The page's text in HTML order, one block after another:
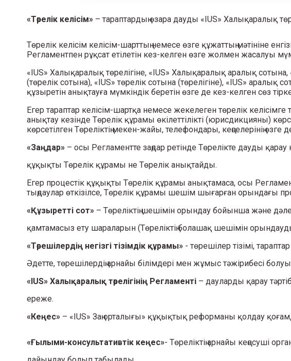
«Төрелік келісім» – тараптардың өзара дауды «IUS» Халықаралық
Төрелік келісім келісім-шарттың немесе өзге құжаттың мәтініне
Регламентпен рұқсат етілетін кез-келген өзге жолмен жасалуы
«IUS» Халықаралық төрелігіне, «IUS» Халықаралық аралық
(төрелік сотына), «IUS» төрелік сотына (төрелігіне), «IUS» аралық
құзыретін анықтауға мүмкіндік беретін өзге де кез-келген сөз
Егер тараптар келісім-шартқа немесе жекелеген төрелік
анықтау кезінде Төрелік құрамы өкілеттілікті (юрисдикцияны)
көрсетілген Төреліктің мекен-жайы, телефондары, кеңселерінің
«Заңдар» – осы Регламентте заңдар ретінде Төрелікте дауды
құқықты Төрелік құрамы не Төрелік анықтайды.
Егер процестік құқықты Төрелік құрамы анықтамаса, осы
тыңдаулар өткізілсе, Төрелік құрамы шешім шығарған орындағы
«Құзыретті сот» – Төреліктің шешімін орындау бойынша және
қамтамасыз ету шараларын (Төреліктің болашақ шешімін
«Төрешілердің негізгі тізімдік құрамы» - төрешілер тізімі,
Әдетте, төрешілердің арнайы білімдері мен жұмыс тәжірибесі
«IUS» Халықаралық төрелігінің Регламенті – дауларды қарау
ереже.
«Кеңес» – «IUS» Заң орталығы» құқықтық реформаны қолдау
«Ғылыми-консультативтік кеңес»- Төреліктің арнайы кеңесуші